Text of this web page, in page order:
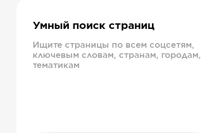
Умный поиск страниц
Ищите страницы по всем соцсетям,
ключевым словам, странам, городам,
тематикам